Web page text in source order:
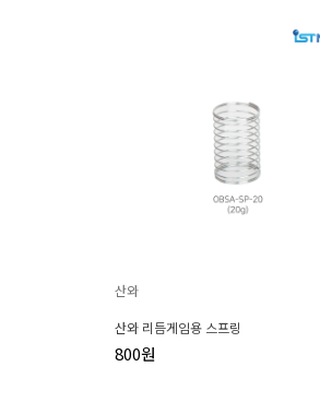
산와
산와 리듬게임용 스프링
800원